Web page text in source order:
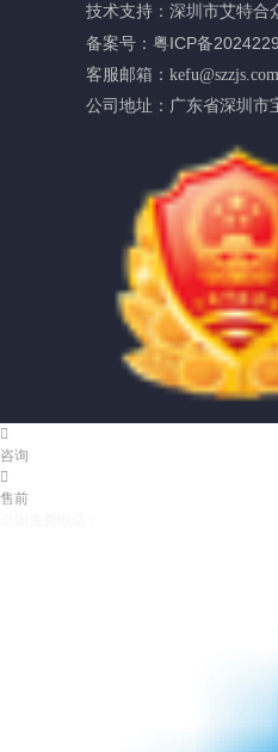
技术支持：深圳市艾特合
备案号：粤ICP备
客服邮箱：kefu@szzjs.com
公司地址：广东省深圳市

咨询

售前